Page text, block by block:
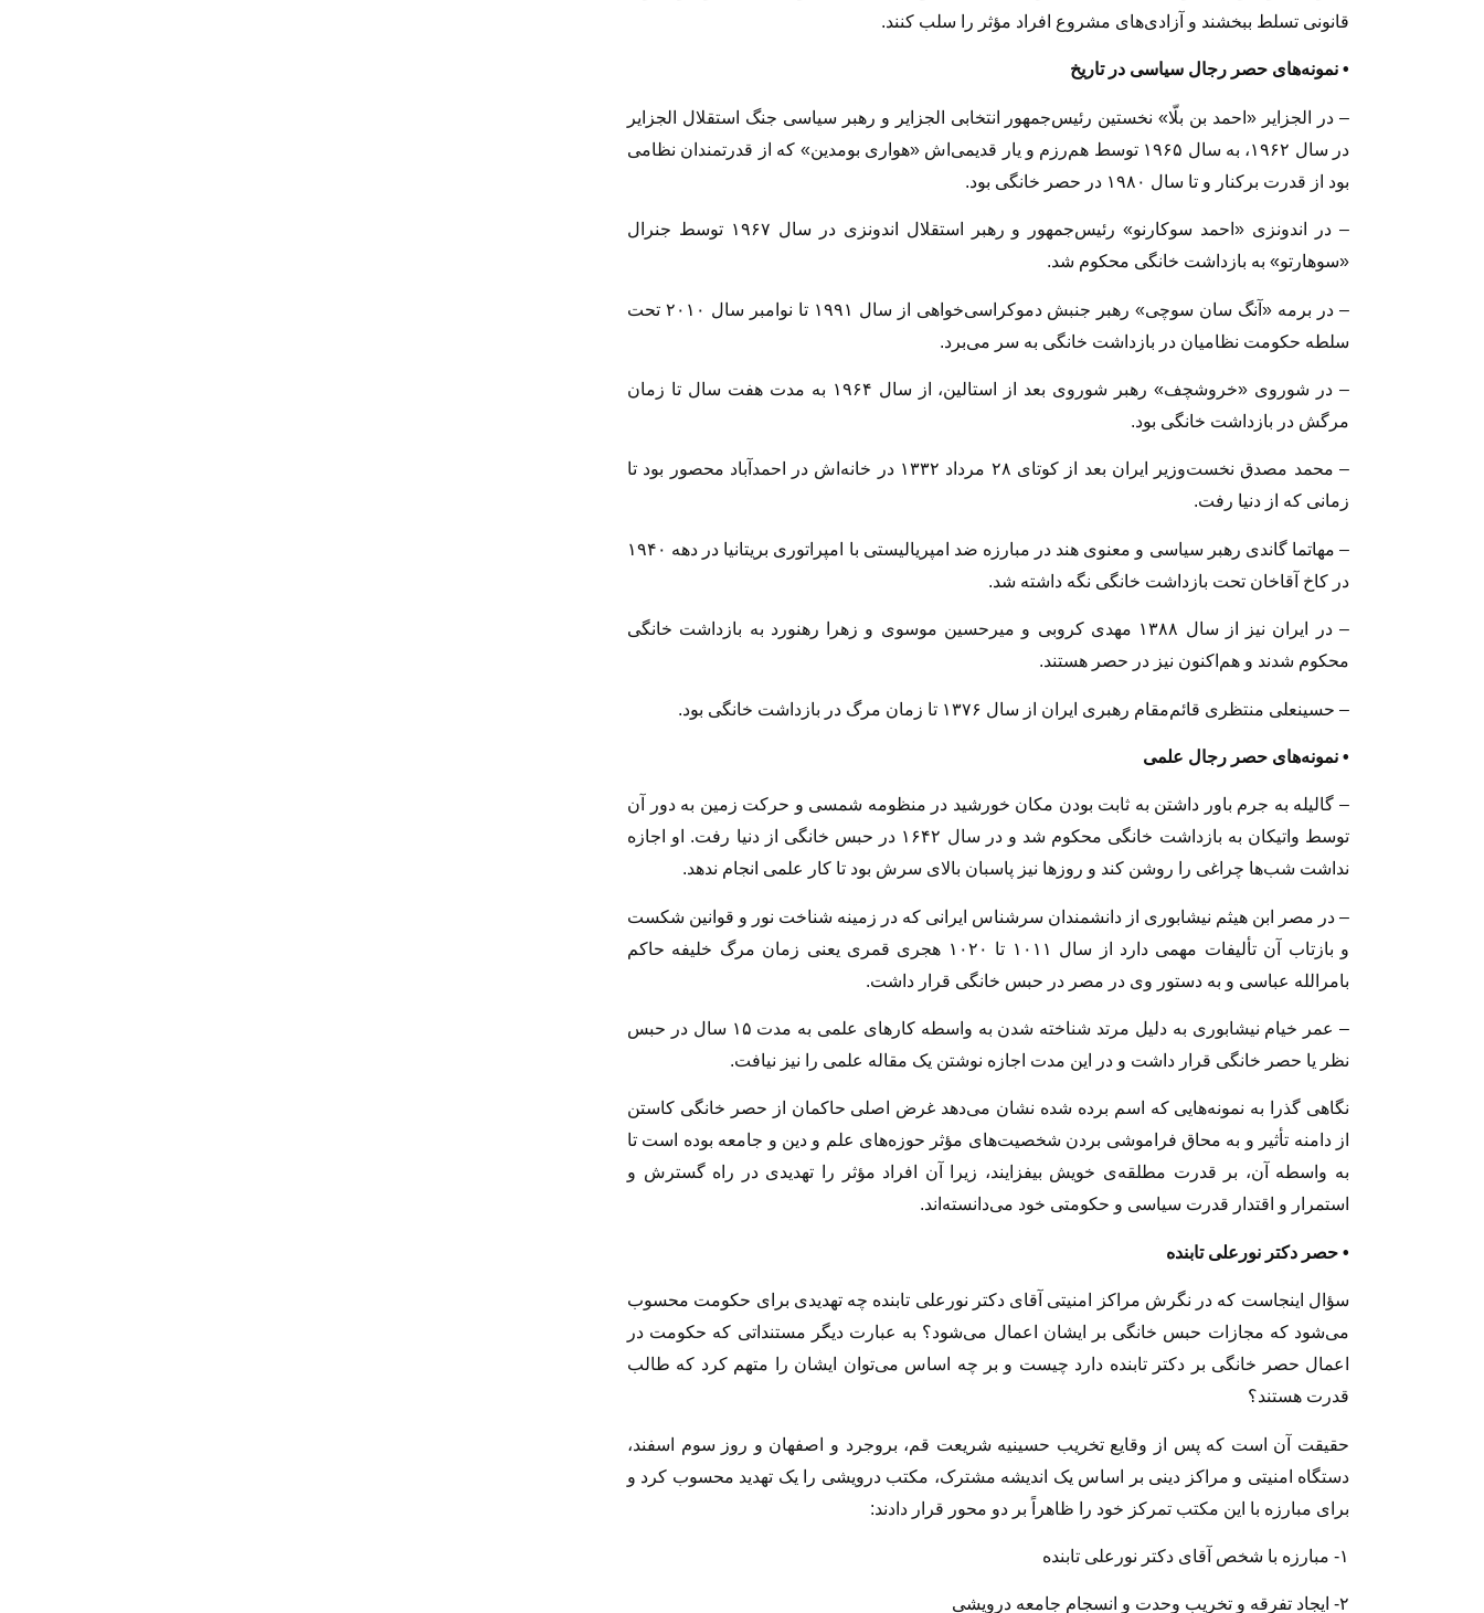
قانونی تسلط ببخشند و آزادی‌های مشروع افراد مؤثر را سلب کنند.
• نمونه‌های حصر رجال سیاسی در تاریخ
– در الجزایر «احمد بن بلّا» نخستین رئیس‌جمهور انتخابی الجزایر و رهبر سیاسی جنگ استقلال الجزایر
در سال ۱۹۶۲، به سال ۱۹۶۵ توسط هم‌رزم و یار قدیمی‌اش «هواری بومدین» که از قدرتمندان نظامی
بود از قدرت برکنار و تا سال ۱۹۸۰ در حصر خانگی بود.
– در اندونزی «احمد سوکارنو» رئیس‌جمهور و رهبر استقلال اندونزی در سال ۱۹۶۷ توسط جنرال
«سوهارتو» به بازداشت خانگی محکوم شد.
– در برمه «آنگ سان سوچی» رهبر جنبش دموکراسی‌خواهی از سال ۱۹۹۱ تا نوامبر سال ۲۰۱۰ تحت
سلطه حکومت نظامیان در بازداشت خانگی به سر می‌برد.
– در شوروی «خروشچف» رهبر شوروی بعد از استالین، از سال ۱۹۶۴ به مدت هفت سال تا زمان
مرگش در بازداشت خانگی بود.
– محمد مصدق نخست‌وزیر ایران بعد از کوتای ۲۸ مرداد ۱۳۳۲ در خانه‌اش در احمدآباد محصور بود تا
زمانی که از دنیا رفت.
– مهاتما گاندی رهبر سیاسی و معنوی هند در مبارزه ضد امپریالیستی با امپراتوری بریتانیا در دهه ۱۹۴۰
در کاخ آقاخان تحت بازداشت خانگی نگه داشته شد.
– در ایران نیز از سال ۱۳۸۸ مهدی کروبی و میرحسین موسوی و زهرا رهنورد به بازداشت خانگی
محکوم شدند و هم‌اکنون نیز در حصر هستند.
– حسینعلی منتظری قائم‌مقام رهبری ایران از سال ۱۳۷۶ تا زمان مرگ در بازداشت خانگی بود.
• نمونه‌های حصر رجال علمی
– گالیله به جرم باور داشتن به ثابت بودن مکان خورشید در منظومه شمسی و حرکت زمین به دور آن
توسط واتیکان به بازداشت خانگی محکوم شد و در سال ۱۶۴۲ در حبس خانگی از دنیا رفت. او اجازه
نداشت شب‌ها چراغی را روشن کند و روزها نیز پاسبان بالای سرش بود تا کار علمی انجام ندهد.
– در مصر ابن هیثم نیشابوری از دانشمندان سرشناس ایرانی که در زمینه شناخت نور و قوانین شکست
و بازتاب آن تألیفات مهمی دارد از سال ۱۰۱۱ تا ۱۰۲۰ هجری قمری یعنی زمان مرگ خلیفه حاکم
بامرالله عباسی و به دستور وی در مصر در حبس خانگی قرار داشت.
– عمر خیام نیشابوری به دلیل مرتد شناخته‌ شدن به واسطه کارهای علمی به مدت ۱۵ سال در حبس
نظر یا حصر خانگی قرار داشت و در این مدت اجازه نوشتن یک مقاله علمی را نیز نیافت.
نگاهی گذرا به نمونه‌هایی که اسم برده شده نشان می‌دهد غرض اصلی حاکمان از حصر خانگی کاستن
از دامنه تأثیر و به محاق فراموشی بردن شخصیت‌های مؤثر حوزه‌های علم و دین و جامعه بوده است تا
به واسطه آن، بر قدرت مطلقه‌ی خویش بیفزایند، زیرا آن افراد مؤثر را تهدیدی در راه گسترش و
استمرار و اقتدار قدرت سیاسی و حکومتی خود می‌دانسته‌اند.
• حصر دکتر نورعلی تابنده
سؤال اینجاست که در نگرش مراکز امنیتی آقای دکتر نورعلی تابنده چه تهدیدی برای حکومت محسوب
می‌شود که مجازات حبس خانگی بر ایشان اعمال می‌شود؟ به عبارت دیگر مستنداتی که حکومت در
اعمال حصر خانگی بر دکتر تابنده دارد چیست و بر چه اساس می‌توان ایشان را متهم کرد که طالب
قدرت هستند؟
حقیقت آن است که پس از وقایع تخریب حسینیه شریعت قم، بروجرد و اصفهان و روز سوم اسفند،
دستگاه امنیتی و مراکز دینی بر اساس یک اندیشه مشترک، مکتب درویشی را یک تهدید محسوب کرد و
برای مبارزه با این مکتب تمرکز خود را ظاهراً بر دو محور قرار دادند:
۱- مبارزه با شخص آقای دکتر نورعلی تابنده
۲- ایجاد تفرقه و تخریب وحدت و انسجام جامعه درویشی